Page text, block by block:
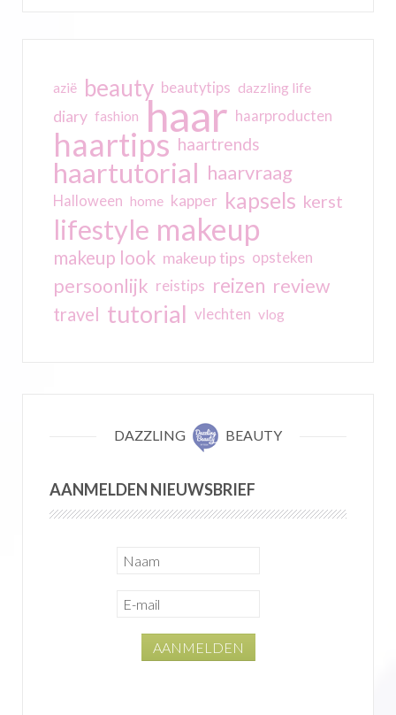
azië beauty beautytips dazzling life
diary fashion haar haarproducten
haartips haartrends
haartutorial haarvraag
Halloween home kapper kapsels kerst
lifestyle makeup
makeup look makeup tips opsteken
persoonlijk reistips reizen review
travel tutorial vlechten vlog
DAZZLING BEAUTY
AANMELDEN NIEUWSBRIEF